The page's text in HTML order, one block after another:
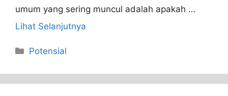
umum yang sering muncul adalah apakah …
Lihat Selanjutnya
Categories
Potensial